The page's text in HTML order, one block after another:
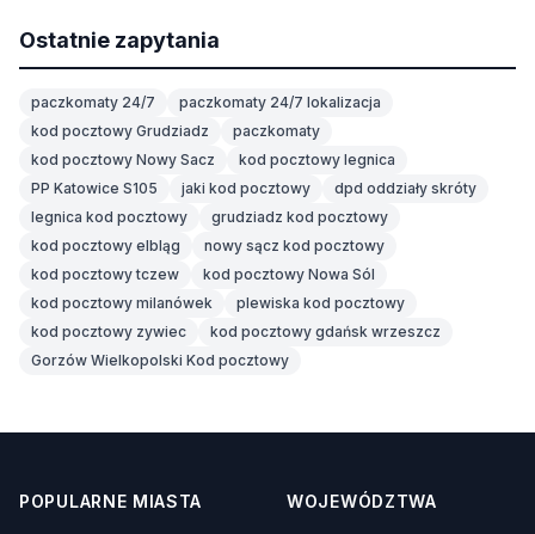
Ostatnie zapytania
paczkomaty 24/7
paczkomaty 24/7 lokalizacja
kod pocztowy Grudziadz
paczkomaty
kod pocztowy Nowy Sacz
kod pocztowy legnica
PP Katowice S105
jaki kod pocztowy
dpd oddziały skróty
legnica kod pocztowy
grudziadz kod pocztowy
kod pocztowy elbląg
nowy sącz kod pocztowy
kod pocztowy tczew
kod pocztowy Nowa Sól
kod pocztowy milanówek
plewiska kod pocztowy
kod pocztowy zywiec
kod pocztowy gdańsk wrzeszcz
Gorzów Wielkopolski Kod pocztowy
POPULARNE MIASTA WOJEWÓDZTWA